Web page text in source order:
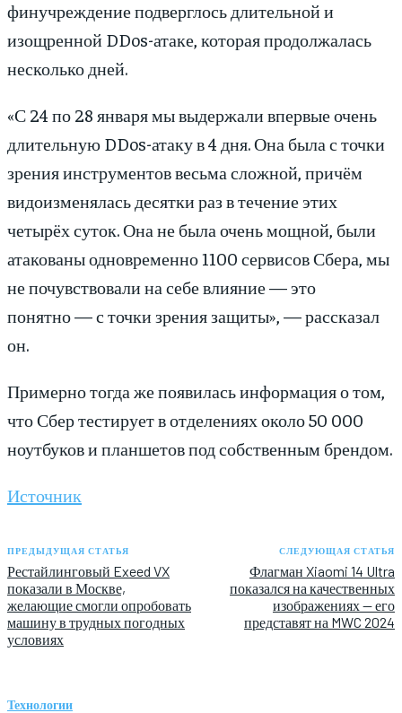
финучреждение подверглось длительной и
изощренной DDos-атаке, которая продолжалась
несколько дней.
«С 24 по 28 января мы выдержали впервые очень
длительную DDos-атаку в 4 дня. Она была с точки
зрения инструментов весьма сложной, причём
видоизменялась десятки раз в течение этих
четырёх суток. Она не была очень мощной, были
атакованы одновременно 1100 сервисов Сбера, мы
не почувствовали на себе влияние — это
понятно — с точки зрения защиты», — рассказал
он.
Примерно тогда же появилась информация о том,
что Сбер тестирует в отделениях около 50 000
ноутбуков и планшетов под собственным брендом.
Источник
ПРЕДЫДУЩАЯ СТАТЬЯ
Рестайлинговый Exeed VX
показали в Москве,
желающие смогли опробовать
машину в трудных погодных
условиях
СЛЕДУЮЩАЯ СТАТЬЯ
Флагман Xiaomi 14 Ultra
показался на качественных
изображениях — его
представят на MWC 2024
Технологии